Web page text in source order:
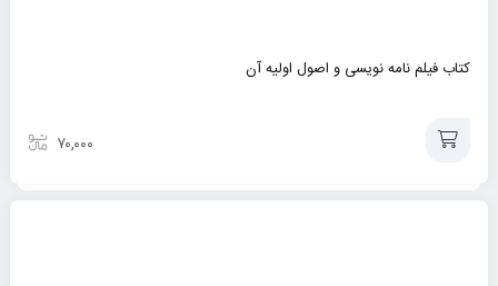
کتاب فیلم نامه نویسی و اصول اولیه آن
۷۰,۰۰۰